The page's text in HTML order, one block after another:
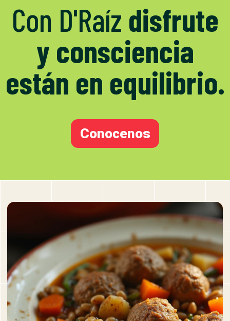
Con D'Raíz disfrute
y consciencia
están en equilibrio.
Conocenos